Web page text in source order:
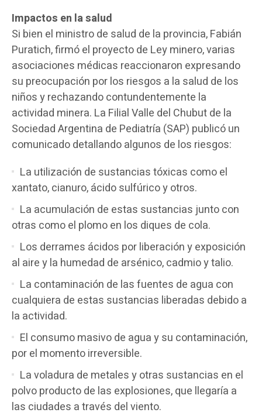
Impactos en la salud
Si bien el ministro de salud de la provincia, Fabián
Puratich, firmó el proyecto de Ley minero, varias
asociaciones médicas reaccionaron expresando
su preocupación por los riesgos a la salud de los
niños y rechazando contundentemente la
actividad minera. La Filial Valle del Chubut de la
Sociedad Argentina de Pediatría (SAP) publicó un
comunicado detallando algunos de los riesgos:
La utilización de sustancias tóxicas como el
xantato, cianuro, ácido sulfúrico y otros.
La acumulación de estas sustancias junto con
otras como el plomo en los diques de cola.
Los derrames ácidos por liberación y exposición
al aire y la humedad de arsénico, cadmio y talio.
La contaminación de las fuentes de agua con
cualquiera de estas sustancias liberadas debido a
la actividad.
El consumo masivo de agua y su contaminación,
por el momento irreversible.
La voladura de metales y otras sustancias en el
polvo producto de las explosiones, que llegaría a
las ciudades a través del viento.